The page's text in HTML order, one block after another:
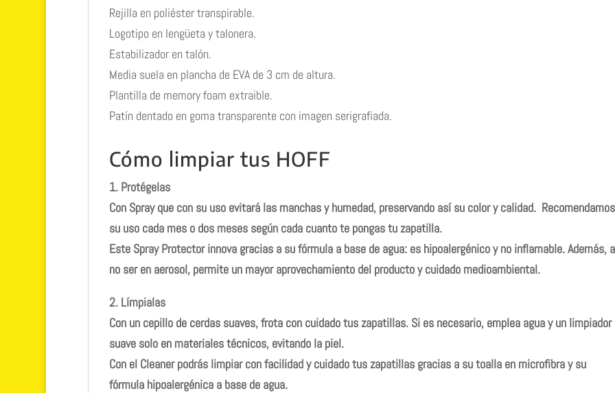
Rejilla en poliéster transpirable.
Logotipo en lengüeta y talonera.
Estabilizador en talón.
Media suela en plancha de EVA de 3 cm de altura.
Plantilla de memory foam extraible.
Patín dentado en goma transparente con imagen serigrafiada.
Cómo limpiar tus HOFF
1. Protégelas
Con Sprayque con su uso evitará las manchas y humedad, preservando así su color y calidad. Recomendamos
su uso cada mes o dos meses según cada cuanto te pongas tu zapatilla.
Este Spray Protector innova gracias a su fórmula a base de agua: es hipoalergénico y no inflamable. Además,
no ser en aerosol, permite un mayor aprovechamiento del producto y cuidado medioambiental.
2. Límpialas
Con un cepillo de cerdas suaves, frota con cuidado tus zapatillas. Si es necesario, emplea agua y un limpiador
suave solo en materiales técnicos, evitando la piel.
Con elCleaner podrás limpiar con facilidad y cuidado tus zapatillas gracias a su toalla en microfibra y su
fórmula hipoalergénica a base de agua.